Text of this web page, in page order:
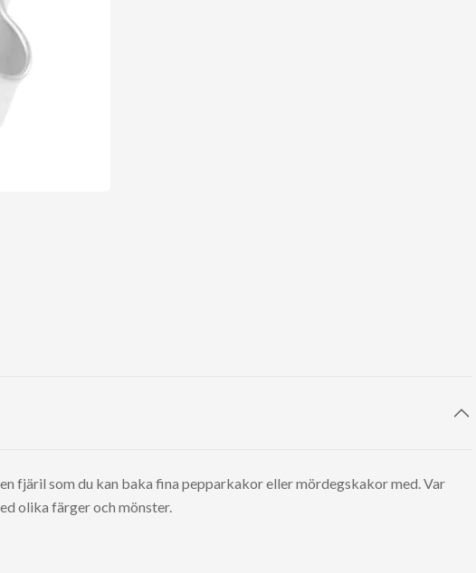
fjäril som du kan baka fina pepparkakor eller mördegskakor med. Var
olika färger och mönster.